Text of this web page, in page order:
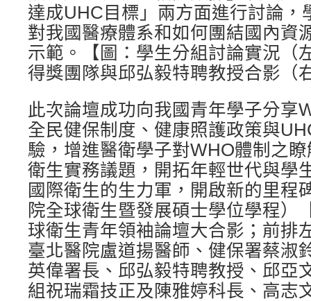
達成UHC目標」兩方面進行討論，
對我國醫療體系和如何團結國內資
示範。【圖：學生分組討論實況（
得獎團隊與邱弘毅特聘教授合影（
此次論壇成功向我國青年學子分享
全民健保制度、健康照護政策與
驗，增進醫衛學子對WHO體制之
衛生實務議題，開拓年輕世代與學
國際衛生的生力軍，開啟新的里程
院全球衛生暨發展碩士學位學程）
球衛生青年領袖論壇大合影；前排
臺北醫院盧道揚醫師、健保署蔡淑
英偉署長、邱弘毅特聘教授、邱亞
組祝瑞霜技正及陳雅婷科長、高志